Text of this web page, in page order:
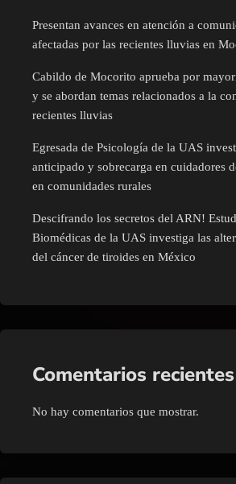
Presentan avances en atención a
afectadas por las recientes lluvias en
Cabildo de Mocorito aprueba por
y se abordan temas relacionados a la
recientes lluvias
Egresada de Psicología de la UAS
anticipado y sobrecarga en cuidadores
en comunidades rurales
Descifrando los secretos del ARN!
Biomédicas de la UAS investiga las
del cáncer de tiroides en México
Comentarios recientes
No hay comentarios que mostrar.